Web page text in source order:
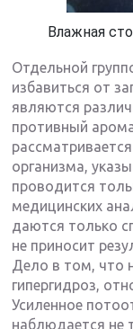
Влажная
Отдельной
избавиться от
являются
противный
организма,
проводится
медицинских
даются только
не приносит
Дело в том, что
гипергидроз,
Усиленное
наблюдается не